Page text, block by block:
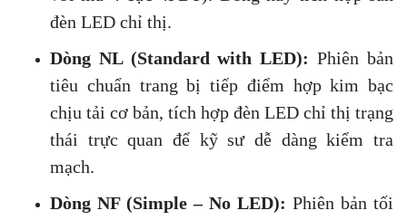
đèn LED chỉ thị.
Dòng NL (Standard with LED): Phiên bản
tiêu chuẩn trang bị tiếp điểm hợp kim bạc
chịu tải cơ bản, tích hợp đèn LED chỉ thị trạng
thái trực quan để kỹ sư dễ dàng kiểm tra
mạch.
Dòng NF (Simple – No LED): Phiên bản tối